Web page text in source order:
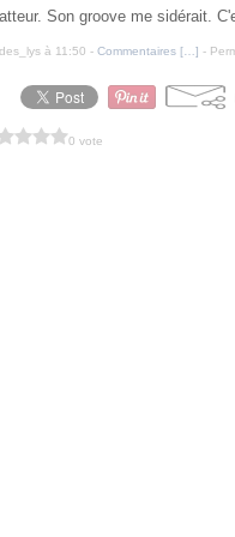
Son groove me sidérait.
à 11:50 - Commentaires [ ] -
0 vote